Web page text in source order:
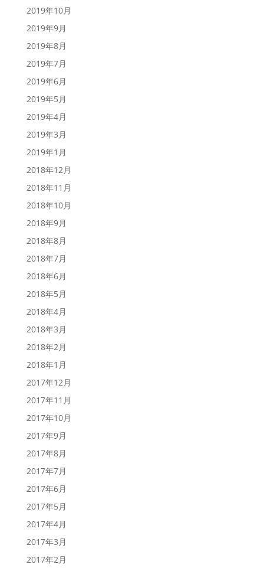
2019年10月
2019年9月
2019年8月
2019年7月
2019年6月
2019年5月
2019年4月
2019年3月
2019年1月
2018年12月
2018年11月
2018年10月
2018年9月
2018年8月
2018年7月
2018年6月
2018年5月
2018年4月
2018年3月
2018年2月
2018年1月
2017年12月
2017年11月
2017年10月
2017年9月
2017年8月
2017年7月
2017年6月
2017年5月
2017年4月
2017年3月
2017年2月